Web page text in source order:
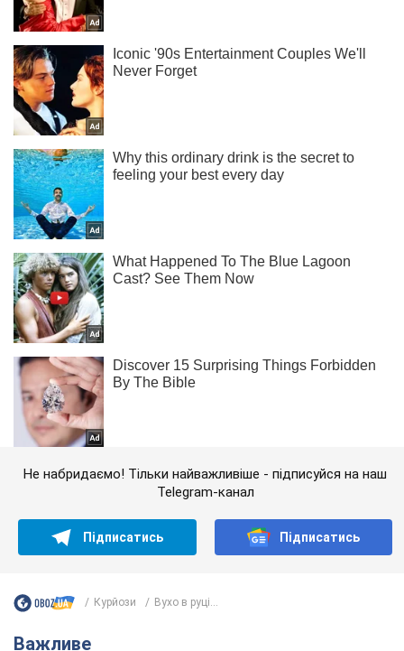
Не набридаємо! Тільки найважливіше - підписуйся на наш
Telegram-канал
Підписатись Підписатись
Курйози Вухо в руці...
Важливе